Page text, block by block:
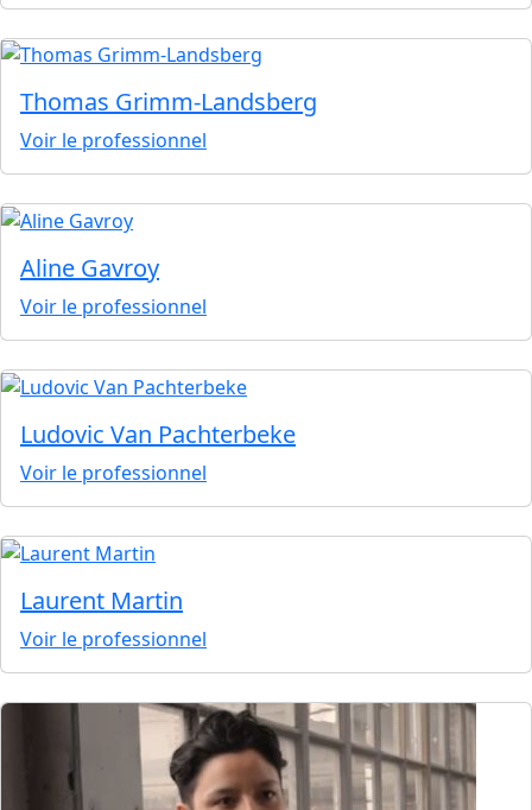
Thomas Grimm-Landsberg
Voir le professionnel
Aline Gavroy
Voir le professionnel
Ludovic Van Pachterbeke
Voir le professionnel
Laurent Martin
Voir le professionnel